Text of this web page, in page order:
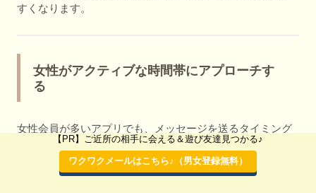
すくなります。
女性がアクティブな時間帯にアプローチす
る
女性会員が多いアプリでも、メッセージを送るタイミング
を間違えるとマッチング率は下がってしまいます。
特に以下の時間帯は女性がアクティブになりやすく、返信
率が高い傾向があります??
【PR】ご近所の相手に会える＆遊び友達見つかる♪
ワクワクメールはこちら♪（男女登録無料）